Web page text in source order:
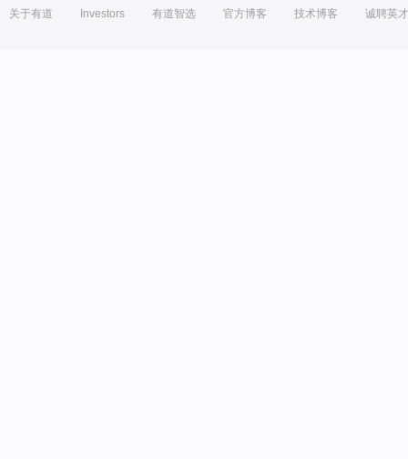
关于有道 Investors 有道智选 官方博客 技术博客 诚聘英才